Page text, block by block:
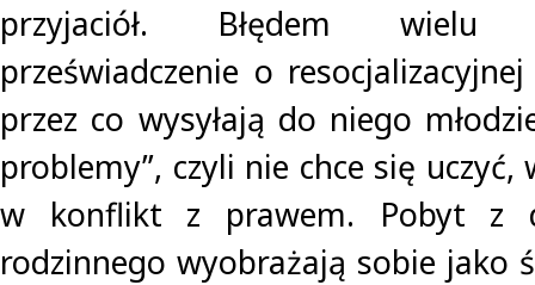
przyjaciół. Błędem
przeświadczenie o
przez co wysyłają do niego
problemy”, czyli nie chce się
w konflikt z prawem. Pobyt z
rodzinnego wyobrażają sobie jako